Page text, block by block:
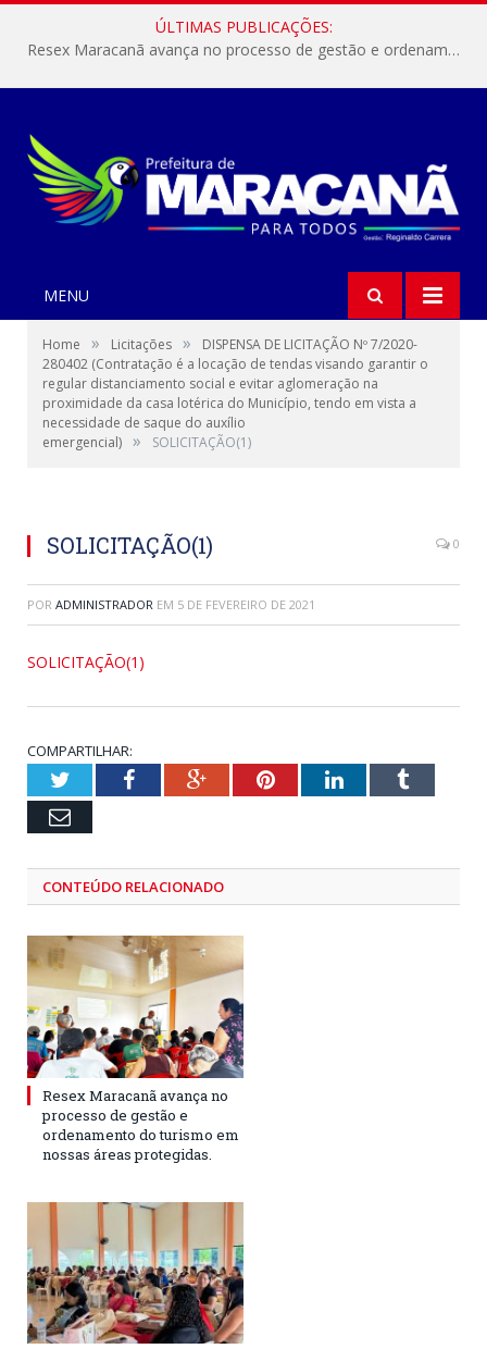
ÚLTIMAS PUBLICAÇÕES:
Resex Maracanã avança no processo de gestão e ordenamento do turismo em nossas áreas protegidas.
MENU
Home » Licitações »
DISPENSA DE LICITAÇÃO Nº 7/2020-
280402 (Contratação é a locação de tendas visando garantir o
regular distanciamento social e evitar aglomeração na
proximidade da casa lotérica do Município, tendo em vista a
necessidade de saque do auxílio
emergencial) » SOLICITAÇÃO(1)
SOLICITAÇÃO(1) 0
POR ADMINISTRADOR EM 5 DE FEVEREIRO DE 2021
SOLICITAÇÃO(1)
COMPARTILHAR:
TwitterFacebookGoogle+PinterestLinkedInTumblr
Email
CONTEÚDO RELACIONADO
Resex Maracanã avança no
processo de gestão e
ordenamento do turismo em
nossas áreas protegidas.